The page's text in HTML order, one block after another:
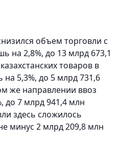
объем торговли с
на 2,8%, до 13 млрд 673,1
товаров в
5,3%, до 5 млрд 731,6
же направлении ввоз
до 7 млрд 941,4 млн
здесь сложилось
минус 2 млрд 209,8 млн